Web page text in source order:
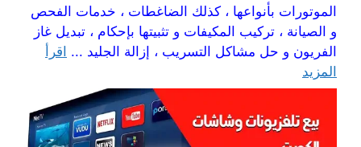
الموتورات بأنواعها ، كذلك الضاغطات ، خدمات الفحص
و الصيانة ، تركيب المكيفات و تثبيتها بإحكام ، تبديل غاز
الفريون و حل مشاكل التسريب ، إزالة الجليد ... اقرأ
المزيد